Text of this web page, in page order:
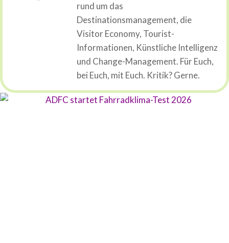
rund um das
Destinationsmanagement, die
Visitor Economy, Tourist-
Informationen, Künstliche Intelligenz
und Change-Management. Für Euch,
bei Euch, mit Euch. Kritik? Gerne.